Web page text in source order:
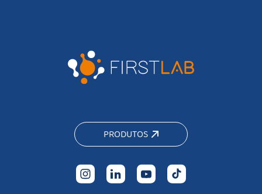
PRODUTOS